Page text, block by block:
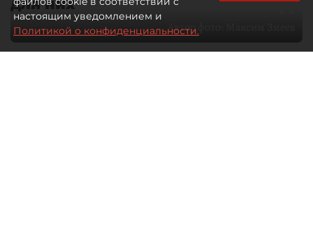
Автор фото:
настоящим уведомлением и
Политикой о конфиденциальности.